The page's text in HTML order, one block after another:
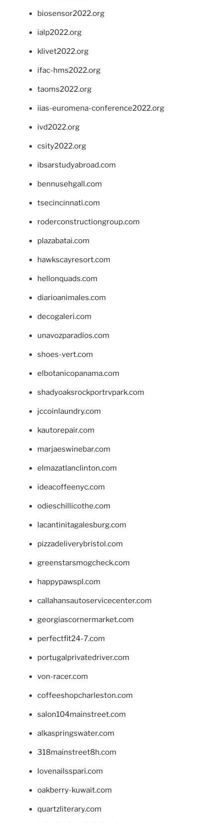
biosensor2022.org
ialp2022.org
klivet2022.org
ifac-hms2022.org
taoms2022.org
iias-euromena-conference2022.org
ivd2022.org
csity2022.org
ibsarstudyabroad.com
bennusehgall.com
tsecincinnati.com
roderconstructiongroup.com
plazabatai.com
hawkscayresort.com
hellonquads.com
diarioanimales.com
decogaleri.com
unavozparadios.com
shoes-vert.com
elbotanicopanama.com
shadyoaksrockportrvpark.com
jccoinlaundry.com
kautorepair.com
marjaeswinebar.com
elmazatlanclinton.com
ideacoffeenyc.com
odieschillicothe.com
lacantinitagalesburg.com
pizzadeliverybristol.com
greenstarsmogcheck.com
happypawspl.com
callahansautoservicecenter.com
georgiascornermarket.com
perfectfit24-7.com
portugalprivatedriver.com
von-racer.com
coffeeshopcharleston.com
salon104mainstreet.com
alkaspringswater.com
318mainstreet8h.com
lovenailsspari.com
oakberry-kuwait.com
quartzliterary.com